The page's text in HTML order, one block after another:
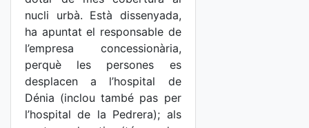
nucli urbà. Està dissenyada,
ha apuntat el responsable de
l’empresa concessionària,
perquè les persones es
desplacen a l’hospital de
Dénia (inclou també pas per
l’hospital de la Pedrera); als